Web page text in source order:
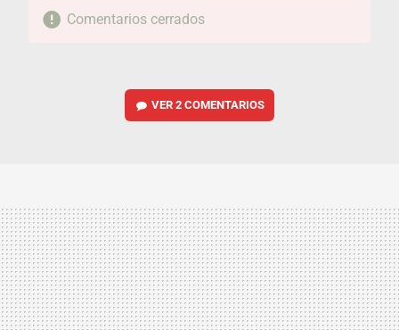
Comentarios cerrados
VER2 COMENTARIOS